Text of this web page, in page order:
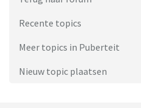
Recente topics
Meer topics in Puberteit
Nieuw topic plaatsen